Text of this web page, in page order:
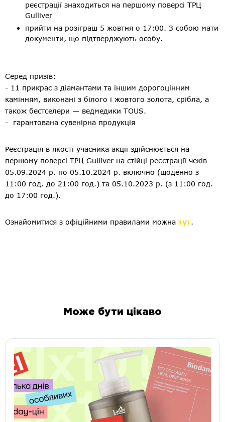
реєстрації знаходиться на першому поверсі ТРЦ
Gulliver
прийти на розіграш 5 жовтня о 17:00. З собою мати
документи, що підтверджують особу.
Серед призів:
- 11 прикрас з діамантами та іншим дорогоцінним
камінням, виконані з білого і жовтого золота, срібла, а
також бестселери — ведмедики TOUS.
- гарантована сувенірна продукція
Реєстрація в якості учасника акції здійснюється на
першому поверсі ТРЦ Gulliver на стійці реєстрації чеків
05.09.2024 р. по 05.10.2024 р. включно (щоденно з
11:00 год. до 21:00 год.) та 05.10.2023 р. (з 11:00 год.
до 17:00 год.).
Ознайомитися з офіційними правилами можна тут.
Може бути цікаво